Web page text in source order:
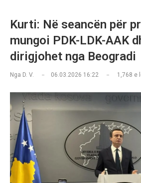
Kurti: Në seancën për
mungoi PDK-LDK-AAK
dirigjohet nga Beogradi
Nga D. V. 06.03.2026 16:22 1,768 e